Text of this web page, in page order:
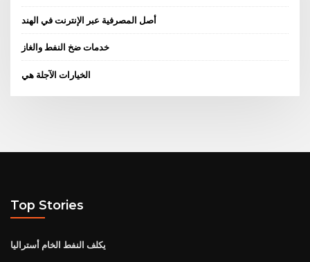
أصل المصرفية عبر الإنترنت في الهند
خدمات ضخ النفط والغاز
الخيارات الآجلة هي
Top Stories
يكلف النفط الخام أستراليا